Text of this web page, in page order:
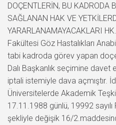
DOÇENTLERİN, BU KADRODA
SAĞLANAN HAK VE
YARARLANAMAYACAKLARI
Fakültesi Göz Hastalıkları
tabi kadroda görev yapan
Dalı Başkanlık seçimine
iptali istemiyle dava açmıştır.
Üniversitelerde Akademik
17.11.1988 günlü, 19992
şekliyle değişik 16/